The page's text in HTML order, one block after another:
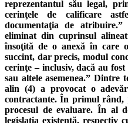
reprezentantul său legal,
cerinţele de calificare
documentaţia de
eliminat din cuprinsul
însoţită de o anexă în care
succint, dar precis, modul
cerinţe – inclusiv, dacă au
sau altele asemenea.” Dintre
alin (4) a provocat o
contractante. În primul
procesul de evaluare. În al
legislaţia existentă, respectiv